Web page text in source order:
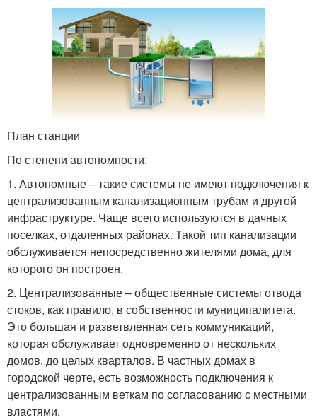
План станции
По степени автономности:
1. Автономные – такие системы не имеют подключения к
централизованным канализационным трубам и другой
инфраструктуре. Чаще всего используются в дачных
поселках, отдаленных районах. Такой тип канализации
обслуживается непосредственно жителями дома, для
которого он построен.
2. Централизованные – общественные системы отвода
стоков, как правило, в собственности муниципалитета.
Это большая и разветвленная сеть коммуникаций,
которая обслуживает одновременно от нескольких
домов, до целых кварталов. В частных домах в
городской черте, есть возможность подключения к
централизованным веткам по согласованию с местными
властями.